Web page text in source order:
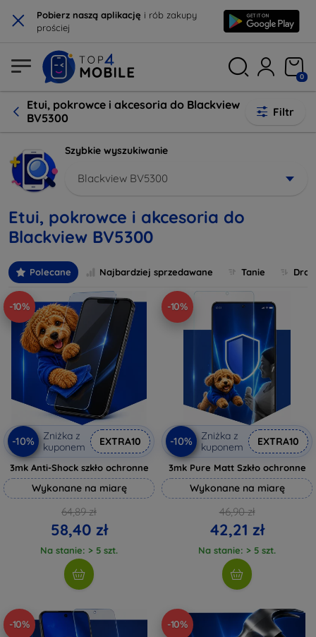
× Pobierz naszą aplikację i rób zakupy
prościej
0
Etui, pokrowce i akcesoria do Blackview
BV5300
Filtr
Szybkie wyszukiwanie
Blackview BV5300
Etui, pokrowce i akcesoria do
Blackview BV5300
Polecane Najbardziej sprzedawane Tanie
-10%
-10%
Zniżka z
kuponem
EXTRA10
3mk Anti-Shock szkło ochronne
Wykonane na miarę
64,89 zł
58,40 zł
Na stanie: > 5 szt.
-10%
-10%
Zniżka z
kuponem
EXTRA10
3mk Pure Matt Szkło ochronne
Wykonane na miarę
46,90 zł
42,21 zł
Na stanie: > 5 szt.
-10% -10%